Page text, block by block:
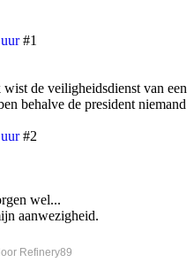
#1
de veiligheidsdienst van een
behalve de president niemand
#2
wel...
aanwezigheid.
Refinery89